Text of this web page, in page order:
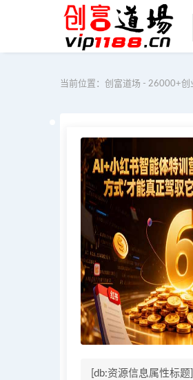
当前位置： 创富道场 - 26000+创
[db:资源信息属性标题]